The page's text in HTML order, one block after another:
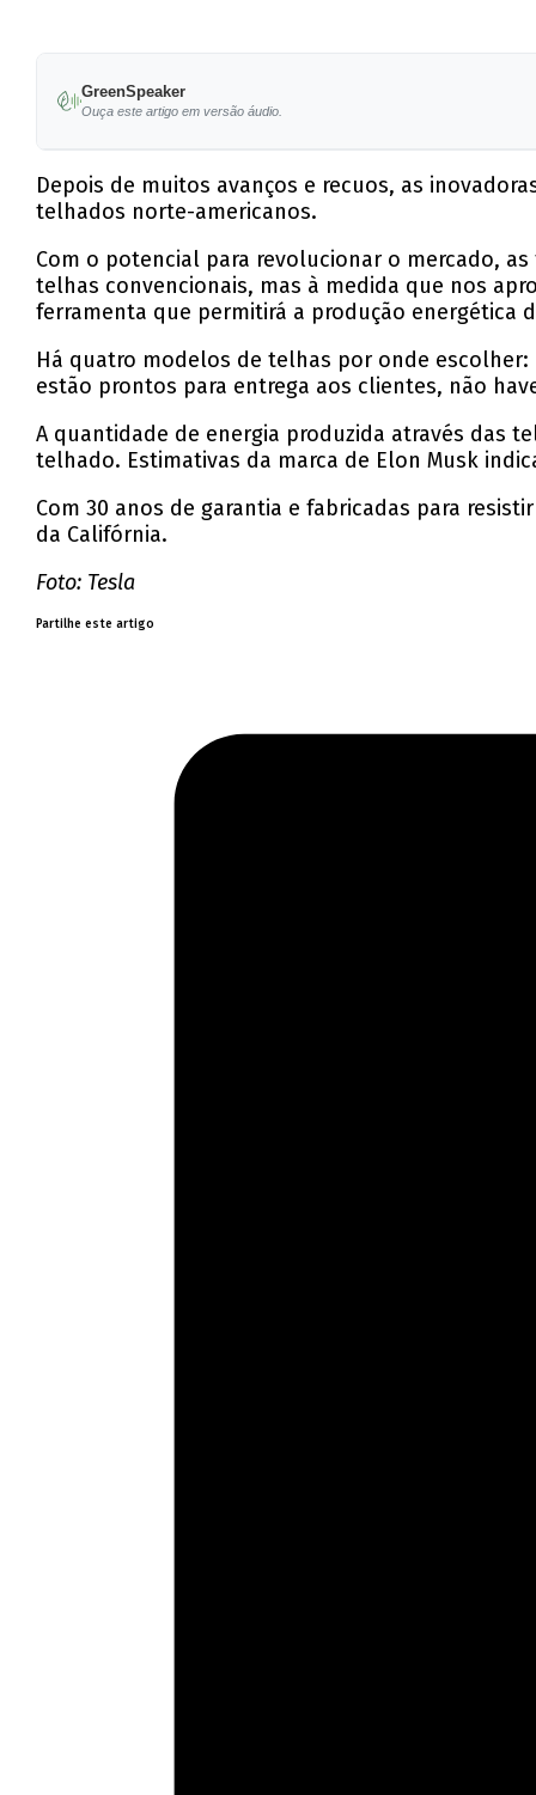
GreenSpeaker
Ouça este artigo em versão áudio.
Depois de muitos avanços e recuos, as
telhados norte-americanos.
Com o potencial para revolucionar o mercado,
telhas convencionais, mas à medida que nos
ferramenta que permitirá a produção energética
Há quatro modelos de telhas por onde
estão prontos para entrega aos clientes, não
A quantidade de energia produzida através das
telhado. Estimativas da marca de Elon Musk
Com 30 anos de garantia e fabricadas para
da Califórnia.
Foto: Tesla
Partilhe este artigo